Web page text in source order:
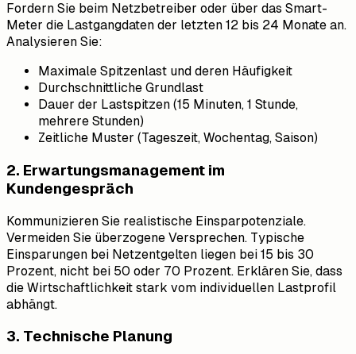
Fordern Sie beim Netzbetreiber oder über das Smart-
Meter die Lastgangdaten der letzten 12 bis 24 Monate an.
Analysieren Sie:
Maximale Spitzenlast und deren Häufigkeit
Durchschnittliche Grundlast
Dauer der Lastspitzen (15 Minuten, 1 Stunde,
mehrere Stunden)
Zeitliche Muster (Tageszeit, Wochentag, Saison)
2. Erwartungsmanagement im
Kundengespräch
Kommunizieren Sie realistische Einsparpotenziale.
Vermeiden Sie überzogene Versprechen. Typische
Einsparungen bei Netzentgelten liegen bei 15 bis 30
Prozent, nicht bei 50 oder 70 Prozent. Erklären Sie, dass
die Wirtschaftlichkeit stark vom individuellen Lastprofil
abhängt.
3. Technische Planung